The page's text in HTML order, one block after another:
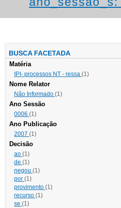
BUSCA FACETADA
Matéria
IPI- processos NT - ressa (1)
Nome Relator
Não Informado (1)
Ano Sessão
0006 (1)
Ano Publicação
2007 (1)
Decisão
ao (1)
de (1)
negou (1)
por (1)
provimento (1)
recurso (1)
se (1)